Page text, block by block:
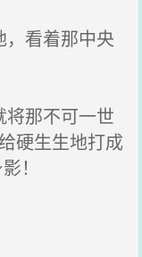
看着那中央
那不可一世
硬生生地打成
！